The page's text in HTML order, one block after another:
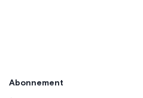
Abonnement